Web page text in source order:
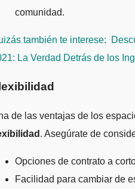
comunidad.
también te interese:
La Verdad Detrás de los
de las ventajas de los
. Asegúrate de
Opciones de contrato a
Facilidad para cambiar de